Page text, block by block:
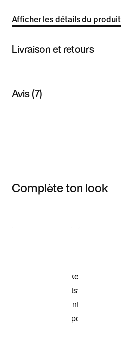
Afficher les détails du produit
Livraison et retours
Avis (7)
Complète ton look